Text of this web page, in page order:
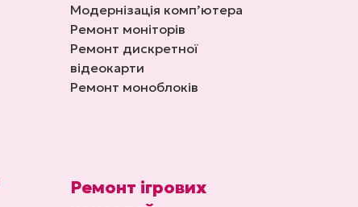
Модернізація комп’ютера
Ремонт моніторів
Ремонт дискретної
відеокарти
Ремонт моноблоків
Ремонт ігрових